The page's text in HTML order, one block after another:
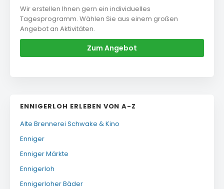
Wir erstellen Ihnen gern ein individuelles
Tagesprogramm. Wählen Sie aus einem großen
Angebot an Aktivitäten.
Zum Angebot
ENNIGERLOH ERLEBEN VON A-Z
Alte Brennerei Schwake & Kino
Enniger
Enniger Märkte
Ennigerloh
Ennigerloher Bäder